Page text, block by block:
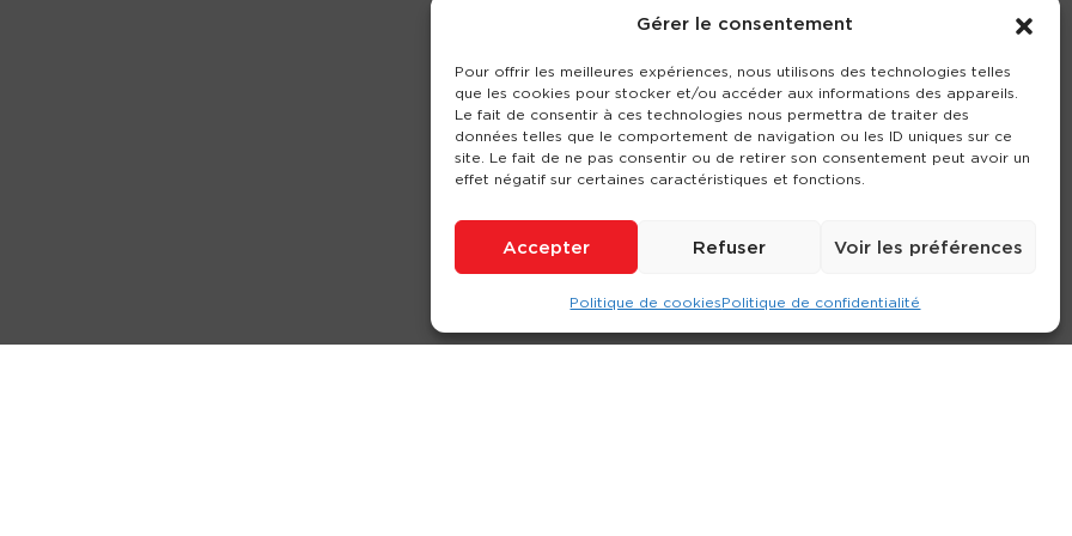
Gérer le consentement
Pour offrir les meilleures expériences, nous utilisons des technologies telles
que les cookies pour stocker et/ou accéder aux informations des appareils.
Le fait de consentir à ces technologies nous permettra de traiter des
données telles que le comportement de navigation ou les ID uniques sur ce
site. Le fait de ne pas consentir ou de retirer son consentement peut avoir un
effet négatif sur certaines caractéristiques et fonctions.
Accepter Refuser Voir les préférences
Politique de cookiesPolitique de confidentialité